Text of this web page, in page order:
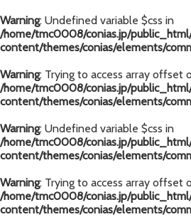
Warning: Undefined variable $css in
/home/tmc0008/conias.jp/
content/themes/conias/elements/
Warning: Trying to access array offset
/home/tmc0008/conias.jp/
content/themes/conias/elements/
Warning: Undefined variable $css in
/home/tmc0008/conias.jp/
content/themes/conias/elements/
Warning: Trying to access array offset
/home/tmc0008/conias.jp/
content/themes/conias/elements/